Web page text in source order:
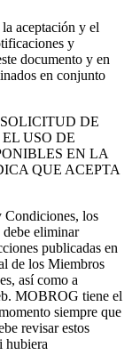
aceptación y el
y
documento y en
en conjunto
DE
USO DE
EN LA
QUE ACEPTA
Condiciones, los
eliminar
publicadas en
de los Miembros
así como a
MOBROG tiene el
siempre que
revisar estos
hubiera